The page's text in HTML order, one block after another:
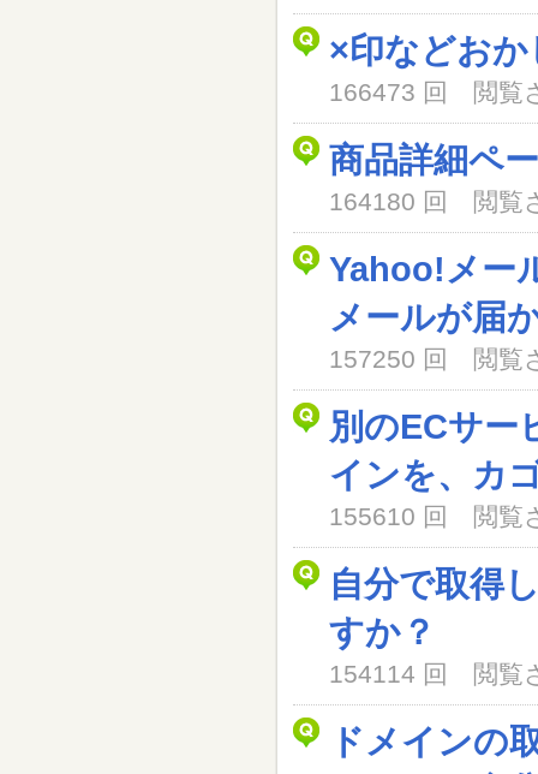
×印などお
166473 回 閲覧
商品詳細ペ
164180 回 閲覧
Yahoo!メー
メールが届
157250 回 閲覧
別のECサー
インを、カ
155610 回 閲覧
自分で取得
すか？
154114 回 閲覧
ドメインの